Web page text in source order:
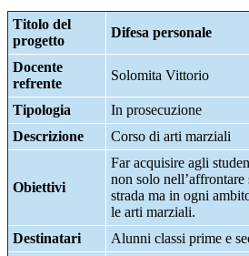
Titolo del
progetto
Difesa personale
Docente
refrente
Solomita Vittorio
Tipologia
In prosecuzione
Descrizione
Corso di arti marziali
Obiettivi
Far acquisire agli
non solo
strada ma in ogni
le arti marziali.
Destinatari
Alunni classi prime e